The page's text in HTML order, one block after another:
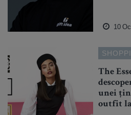
10
The
unei
outfit